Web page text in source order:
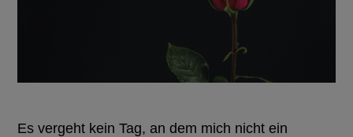
Es vergeht kein Tag, an dem mich nicht ein